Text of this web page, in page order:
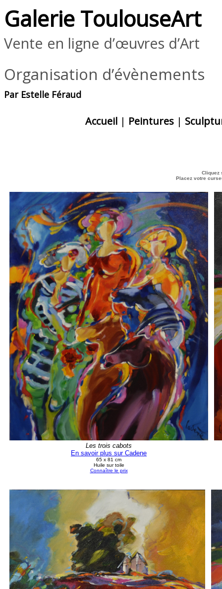
Galerie ToulouseArt
Vente en ligne d’œuvres d’Art
Organisation d’évènements
Par Estelle Féraud
Accueil | Peintures |
Cliquez
Placez votre
Les trois cabots
En savoir plus sur Cadene
65 x 81 cm
Huile sur toile
Connaître le prix